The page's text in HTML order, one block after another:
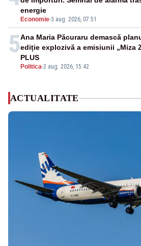
Economie-3 aug. 2026, 07:51
energie
5
Politica-2 aug. 2026, 15:42
Ana Maria Păcuraru demască
ediție explozivă a emisiunii „Miza
PLUS
ACTUALITATE